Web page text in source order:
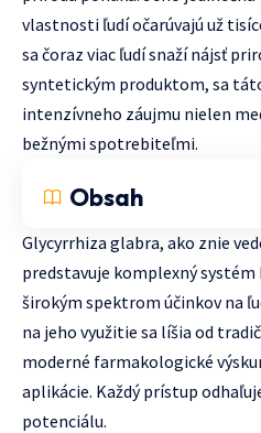
vlastnosti ľudí očarúvajú už
sa čoraz viac ľudí snaží nájsť
syntetickým produktom, sa
intenzívneho záujmu nielen
bežnými spotrebiteľmi.
Obsah
Glycyrrhiza glabra, ako znie
predstavuje komplexný
širokým spektrom účinkov na
na jeho využitie sa líšia od
moderné farmakologické
aplikácie. Každý prístup
potenciálu.